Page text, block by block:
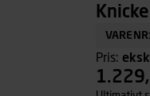
Pris: